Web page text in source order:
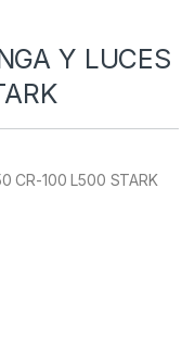
Y LUCES
CR-100 L500 STARK